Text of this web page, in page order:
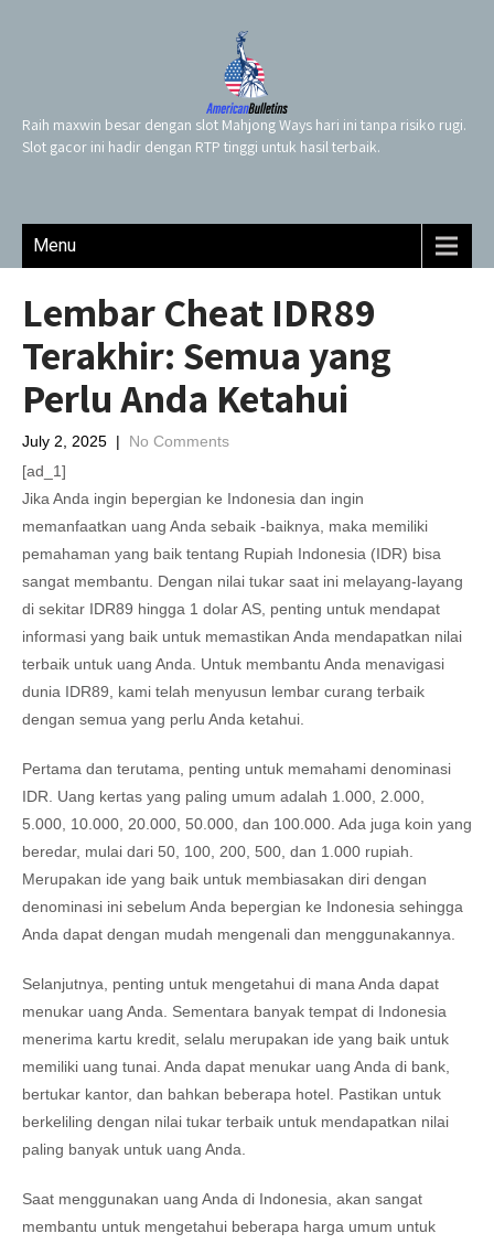
Raih maxwin besar dengan slot Mahjong Ways hari ini tanpa risiko rugi.
Slot gacor ini hadir dengan RTP tinggi untuk hasil terbaik.
Menu
Lembar Cheat IDR89
Terakhir: Semua yang
Perlu Anda Ketahui
July 2, 2025 | No Comments
[ad_1]
Jika Anda ingin bepergian ke Indonesia dan ingin
memanfaatkan uang Anda sebaik -baiknya, maka memiliki
pemahaman yang baik tentang Rupiah Indonesia (IDR) bisa
sangat membantu. Dengan nilai tukar saat ini melayang-layang
di sekitar IDR89 hingga 1 dolar AS, penting untuk mendapat
informasi yang baik untuk memastikan Anda mendapatkan nilai
terbaik untuk uang Anda. Untuk membantu Anda menavigasi
dunia IDR89, kami telah menyusun lembar curang terbaik
dengan semua yang perlu Anda ketahui.
Pertama dan terutama, penting untuk memahami denominasi
IDR. Uang kertas yang paling umum adalah 1.000, 2.000,
5.000, 10.000, 20.000, 50.000, dan 100.000. Ada juga koin yang
beredar, mulai dari 50, 100, 200, 500, dan 1.000 rupiah.
Merupakan ide yang baik untuk membiasakan diri dengan
denominasi ini sebelum Anda bepergian ke Indonesia sehingga
Anda dapat dengan mudah mengenali dan menggunakannya.
Selanjutnya, penting untuk mengetahui di mana Anda dapat
menukar uang Anda. Sementara banyak tempat di Indonesia
menerima kartu kredit, selalu merupakan ide yang baik untuk
memiliki uang tunai. Anda dapat menukar uang Anda di bank,
bertukar kantor, dan bahkan beberapa hotel. Pastikan untuk
berkeliling dengan nilai tukar terbaik untuk mendapatkan nilai
paling banyak untuk uang Anda.
Saat menggunakan uang Anda di Indonesia, akan sangat
membantu untuk mengetahui beberapa harga umum untuk